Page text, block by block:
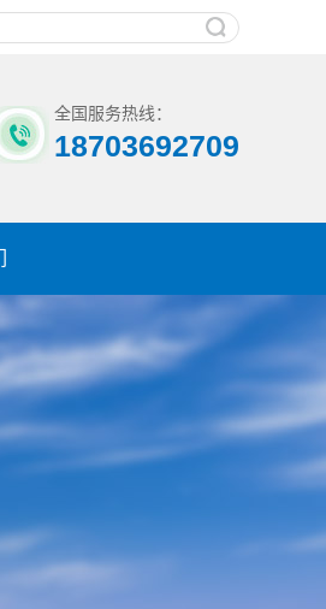
全国服务热线：
18703692709